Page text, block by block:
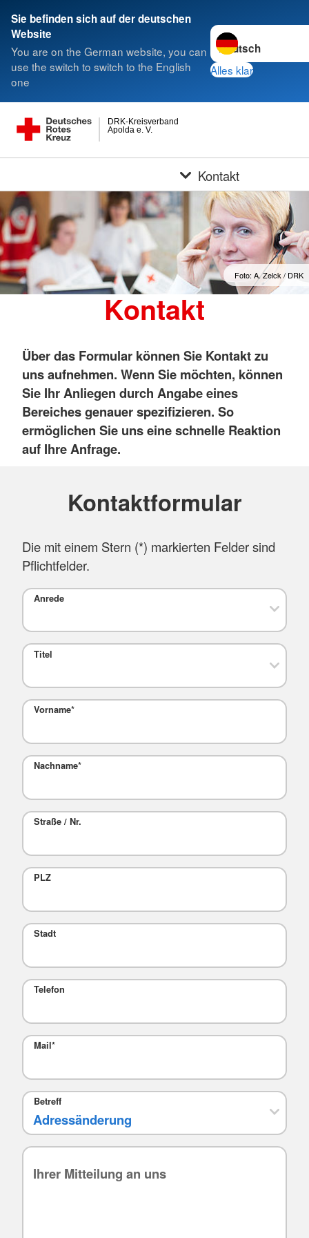
Sie befinden sich auf der deutschen
Website
You are on the German website, you can
use the switch to switch to the English
one
Sprache wechseln
Alles klar
Apolda e. V.
DRK-Kreisverband
Kontakt
Foto: A. Zelck / DRK
Kontakt
Über das Formular können Sie Kontakt zu
uns aufnehmen. Wenn Sie möchten, können
Sie Ihr Anliegen durch Angabe eines
Bereiches genauer spezifizieren. So
ermöglichen Sie uns eine schnelle Reaktion
auf Ihre Anfrage.
Kontaktformular
Die mit einem Stern (*) markierten Felder sind
Pflichtfelder.
Anrede
Titel
Vorname*
Nachname*
Straße / Nr.
PLZ
Stadt
Telefon
Mail*
Betreff